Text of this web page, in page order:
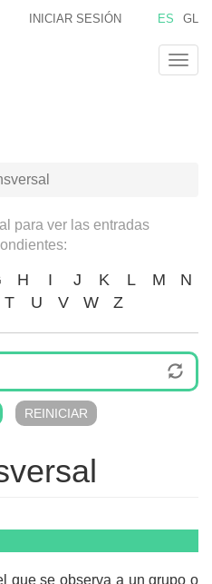
ES GL
INICIAR SESIÓN
para ver las entradas
H I J K L M
N
T U V W Z
que se observa a un grupo o